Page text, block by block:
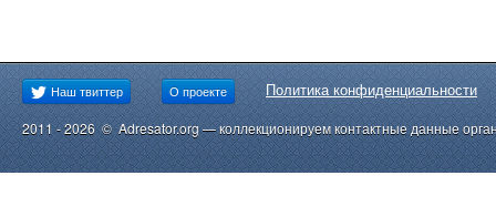
Наш твиттер О проекте Политика конфиденциальности
2011 - 2026 © Adresator.org — коллекционируем контактные данные